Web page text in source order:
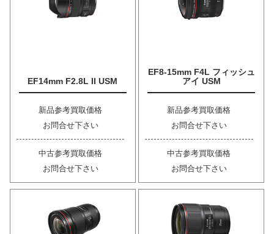
EF14mm F2.8L II USM
新品参考買取価格
お問合せ下さい
中古参考買取価格
お問合せ下さい
EF8-15mm F4L フィッシュ
アイ USM
新品参考買取価格
お問合せ下さい
中古参考買取価格
お問合せ下さい